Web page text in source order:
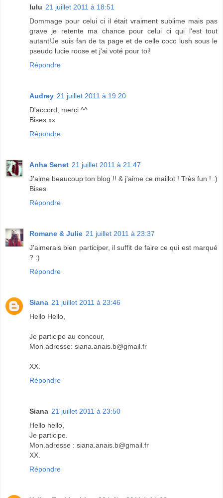
lulu 21 juillet 2011 à 18:51
Dommage pour celui ci il était vraiment sublime mais pas
grave je retente ma chance pour celui ci qui l'est tout
autant!Je suis fan de ta page et de celle coco lush sous le
pseudo lucie roose et j'ai voté pour toi!
Répondre
Audrey 21 juillet 2011 à 19:20
D'accord, merci ^^
Bises xx
Répondre
Anha Senet 21 juillet 2011 à 21:47
J'aime beaucoup ton blog !! & j'aime ce maillot ! Très fun ! :)
Bises
Répondre
Romane & Julie 21 juillet 2011 à 23:37
J'aimerais bien participer, il suffit de faire ce qui est marqué
? :)
Répondre
Siana 21 juillet 2011 à 23:46
Hello Hello,
Je participe au concour,
Mon adresse: siana.anais.b@gmail.fr
XX.
Répondre
Siana 21 juillet 2011 à 23:50
Hello hello,
Je participe.
Mon.adresse : siana.anais.b@gmail.fr
XX.
Répondre